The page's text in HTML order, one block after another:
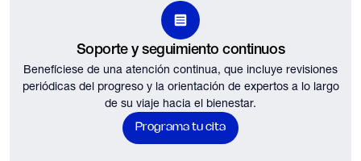
Soporte y seguimiento continuos
Benefíciese de una atención continua, que incluye revisiones
periódicas del progreso y la orientación de expertos a lo largo
de su viaje hacia el bienestar.
Programa tu cita